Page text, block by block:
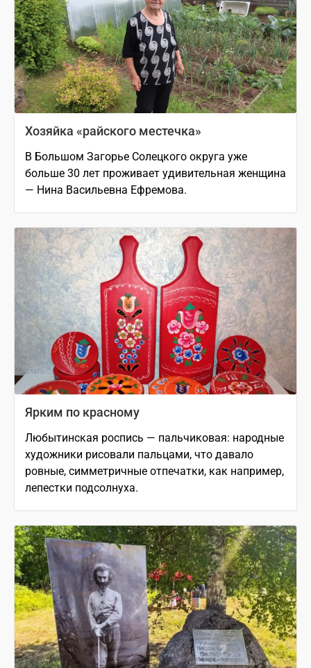
Хозяйка «райского местечка»
В Большом Загорье Солецкого округа уже
больше 30 лет проживает удивительная женщина
— Нина Васильевна Ефремова.
Ярким по красному
Любытинская роспись — пальчиковая: народные
художники рисовали пальцами, что давало
ровные, симметричные отпечатки, как например,
лепестки подсолнуха.